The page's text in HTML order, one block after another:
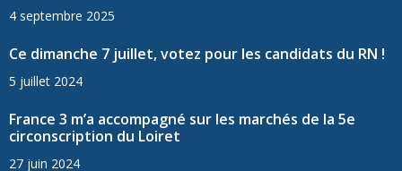
4 septembre 2025
Ce dimanche 7 juillet, votez pour les candidats du RN !
5 juillet 2024
France 3 m’a accompagné sur les marchés de la 5e
circonscription du Loiret
27 juin 2024